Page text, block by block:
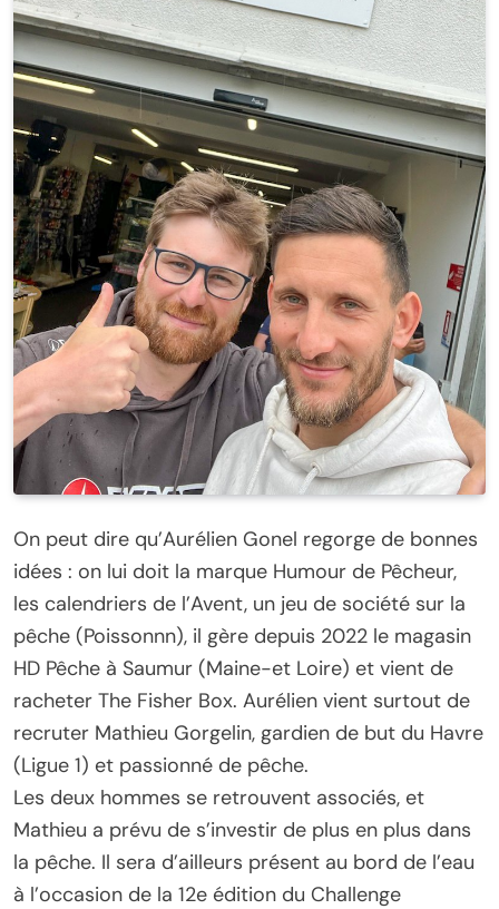
On peut dire qu’Aurélien Gonel regorge de bonnes
idées : on lui doit la marque Humour de Pêcheur,
les calendriers de l’Avent, un jeu de société sur la
pêche (Poissonnn), il gère depuis 2022 le magasin
HD Pêche à Saumur (Maine-et Loire) et vient de
racheter The Fisher Box. Aurélien vient surtout de
recruter Mathieu Gorgelin, gardien de but du Havre
(Ligue 1) et passionné de pêche.
Les deux hommes se retrouvent associés, et
Mathieu a prévu de s’investir de plus en plus dans
la pêche. Il sera d’ailleurs présent au bord de l’eau
à l’occasion de la 12e édition du Challenge